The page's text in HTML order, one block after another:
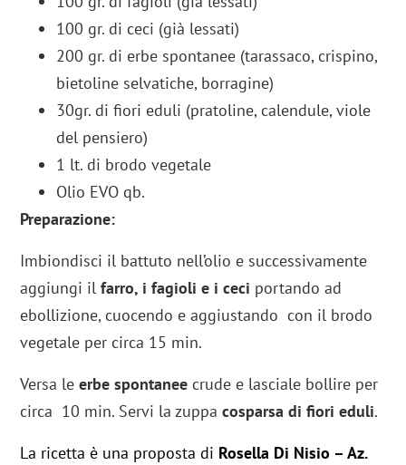
100 gr. di ceci (già lessati)
200 gr. di erbe spontanee (tarassaco, crispino,
bietoline selvatiche, borragine)
30gr. di fiori eduli (pratoline, calendule, viole
del pensiero)
1 lt. di brodo vegetale
Olio EVO qb.
Preparazione:
Imbiondisci il battuto nell’olio e successivamente
aggiungi ilfarro, i fagioli e i ceci portando ad
ebollizione, cuocendo e aggiustando con il brodo
vegetale per circa 15 min.
Versa leerbe spontanee crude e lasciale bollire per
circa 10 min. Servi la zuppacosparsa di fiori eduli.
La ricetta è una proposta di Rosella Di Nisio – Az.